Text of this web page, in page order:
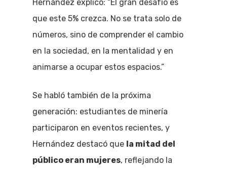
Hernández explicó: “El gran desafío es
que este 5% crezca. No se trata solo de
números, sino de comprender el cambio
en la sociedad, en la mentalidad y en
animarse a ocupar estos espacios.”
Se habló también de la próxima
generación: estudiantes de minería
participaron en eventos recientes, y
Hernández destacó que la mitad del
público eran mujeres, reflejando la